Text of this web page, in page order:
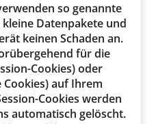
so genannte
kleine Datenpakete und
keinen Schaden an.
für die
Cookies) oder
auf Ihrem
Cookies werden
automatisch gelöscht.